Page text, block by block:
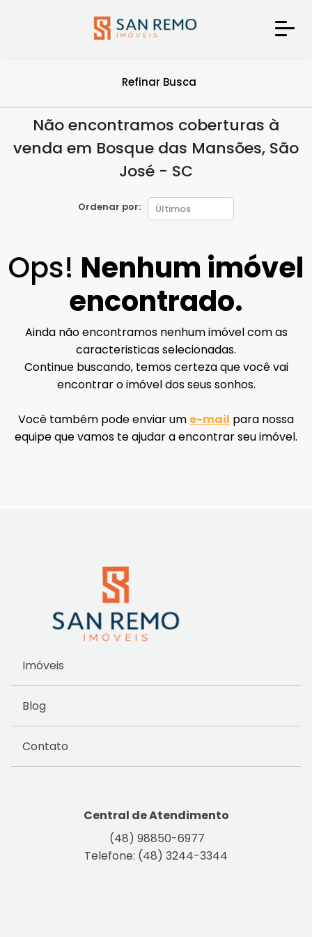
Refinar Busca
Não encontramos coberturas à
venda em Bosque das Mansões, São
José - SC
Ordenar por:
Ops! Nenhum imóvel
encontrado.
Ainda não encontramos nenhum imóvel com as
caracteristicas selecionadas.
Continue buscando, temos certeza que você vai
encontrar o imóvel dos seus sonhos.
Você também pode enviar um e-mail para nossa
equipe que vamos te ajudar a encontrar seu imóvel.
Imóveis
Blog
Contato
Central de Atendimento
(48) 98850-6977
Telefone: (48) 3244-3344